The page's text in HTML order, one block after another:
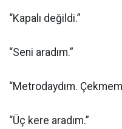
“Kapalı değildi.”
“Seni aradım.”
“Metrodaydım.
“Üç kere aradım.”